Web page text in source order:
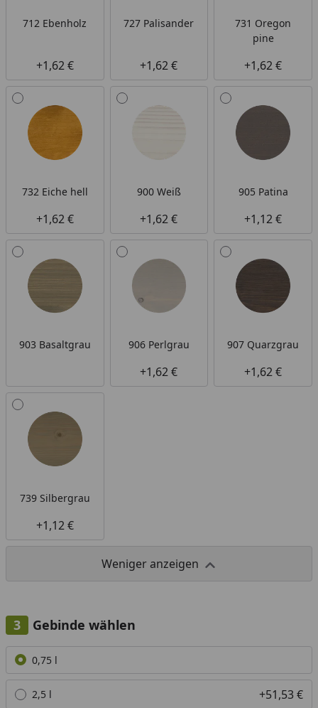
712 Ebenholz
+1,62 €
727 Palisander
+1,62 €
731 Oregon
pine
+1,62 €
732 Eiche hell
+1,62 €
900 Weiß
+1,62 €
905 Patina
+1,12 €
903 Basaltgrau 906 Perlgrau
+1,62 €
907 Quarzgrau
+1,62 €
739 Silbergrau
+1,12 €
Weniger anzeigen
Gebinde wählen
Alle anzeigen (4)
0,75 l
2,5 l +51,53 €